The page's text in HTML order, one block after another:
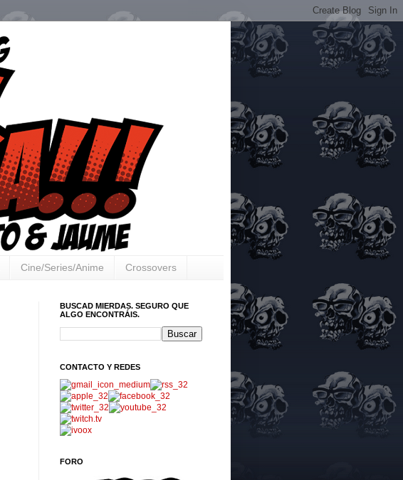
Cine/Series/Anime Crossovers
BUSCAD MIERDAS. SEGURO QUE
ALGO ENCONTRÁIS.
CONTACTO Y REDES
FORO